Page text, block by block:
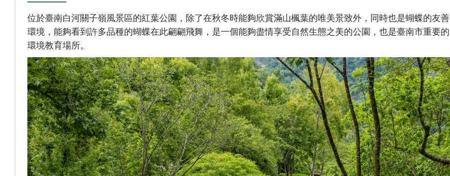
位於臺南白河關子嶺風景區的紅葉公園，除了在秋冬時能夠欣賞滿山楓葉的唯美景致外，同時也是蝴蝶的友善
環境，能夠看到許多品種的蝴蝶在此翩翩飛舞，是一個能夠盡情享受自然生態之美的公園，也是臺南市重要的
環境教育場所。